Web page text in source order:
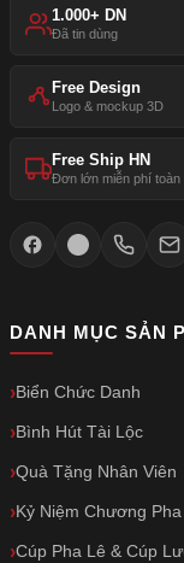
1.000+ DN
Đã tin dùng
Free Design
Logo & mockup 3D
Free Ship HN
Đơn lớn miễn phí toàn
DANH MỤC SẢN
Biển Chức Danh
Bình Hút Tài Lộc
Quà Tặng Nhân Viên
Kỷ Niệm Chương Pha
Cúp Pha Lê & Cúp